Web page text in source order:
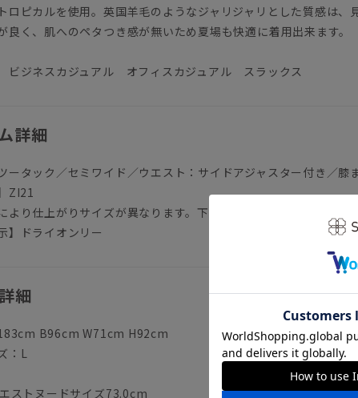
ロピカルを使用。英国羊毛のようなジャリジャリとした質感は、
良く、肌へのペタつき感が無いため夏場も快適に着用出来ます。
ビジネスカジュアル オフィスカジュアル スラックス
詳細
ータック／セミワイド／ウエスト：サイドアジャスター付き／膝
ZI21
より仕上がりサイズが異なります。下記のサイズ詳細を必ずご確
】ドライオンリー
細
B96cm W71cm H92cm
：L
エストヌードサイズ73.0cm